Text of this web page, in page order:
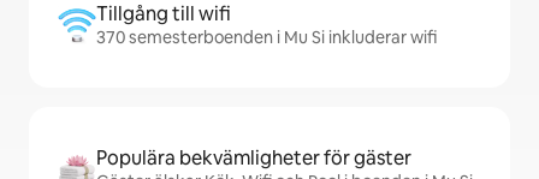
Tillgång till wifi
370 semesterboenden i Mu Si inkluderar wifi
Populära bekvämligheter för gäster